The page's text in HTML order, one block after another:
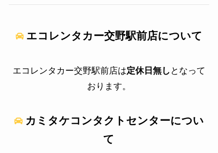
エコレンタカー交野駅前店について
エコレンタカー交野駅前店は定休日無し となって
おります。
カミタケコンタクトセンターについ
て